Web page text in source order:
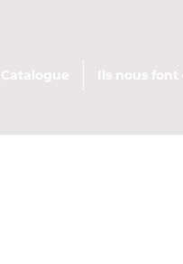
Catalogue Ils nous